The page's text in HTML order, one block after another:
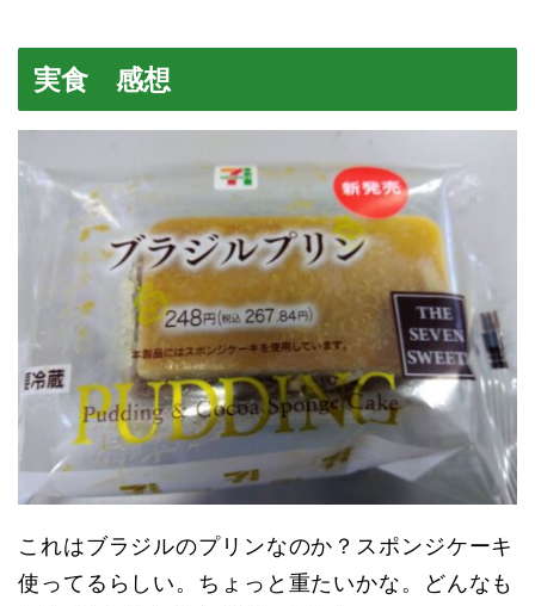
実食 感想
これはブラジルのプリンなのか？スポンジケーキ
使ってるらしい。ちょっと重たいかな。どんなも